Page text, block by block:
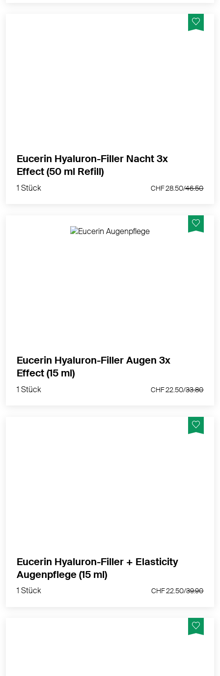
1 Stück
Eucerin Hyaluron-Filler Nacht 3x
Effect (50 ml Refill)
1 Stück CHF 28.50/46.50
1 Stück
Eucerin Hyaluron-Filler Augen 3x
Effect (15 ml)
1 Stück CHF 22.50/33.80
1 Stück
Eucerin Hyaluron-Filler + Elasticity
Augenpflege (15 ml)
1 Stück CHF 22.50/39.90